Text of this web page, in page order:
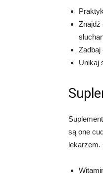
Znajdź
Zadbaj
Unikaj
są one
lekarzem.